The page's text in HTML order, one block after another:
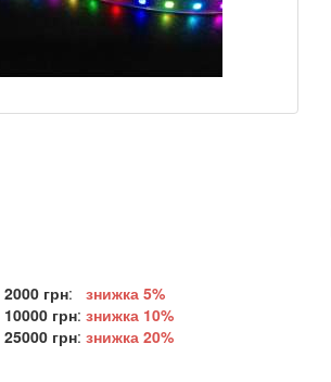
2000 грн:
знижка 5%
10000 грн: знижка10%
25000 грн: знижка20%